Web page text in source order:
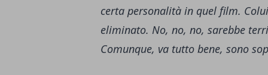
certa personalità in quel film.
eliminato. No, no, no, sarebbe
Comunque, va tutto bene, sono